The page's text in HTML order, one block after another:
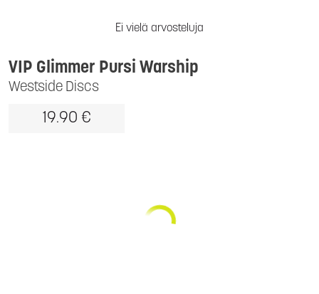
Ei vielä arvosteluja
Westside Discs
VIP Glimmer Pursi Warship
19.90 €